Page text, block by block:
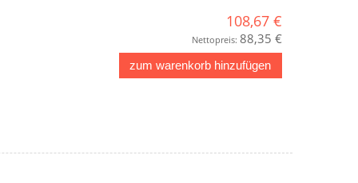
108,67 €
Nettopreis: 88,35 €
zum warenkorb hinzufügen